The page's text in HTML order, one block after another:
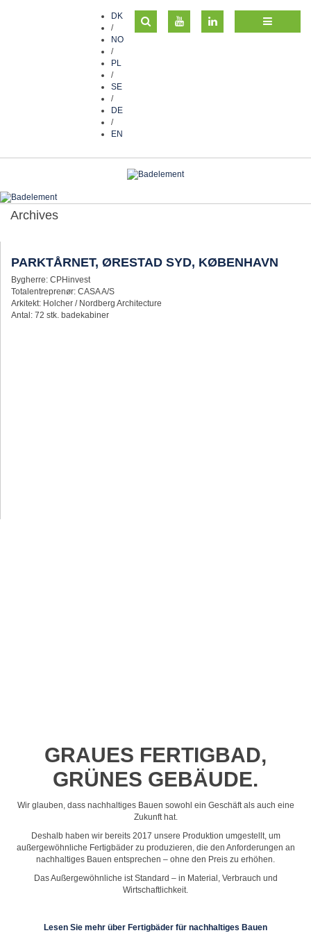
DK
/
NO
/
PL
/
SE
/
DE
/
EN
Archives
PARKTÅRNET, ØRESTAD SYD, KØBENHAVN
Bygherre: CPHinvest
Totalentreprenør: CASA A/S
Arkitekt: Holcher / Nordberg Architecture
Antal: 72 stk. badekabiner
GRAUES FERTIGBAD,
GRÜNES GEBÄUDE.
Wir glauben, dass nachhaltiges Bauen sowohl ein Geschäft als auch eine
Zukunft hat.
Deshalb haben wir bereits 2017 unsere Produktion umgestellt, um
außergewöhnliche Fertigbäder zu produzieren, die den Anforderungen an
nachhaltiges Bauen entsprechen – ohne den Preis zu erhöhen.
Das Außergewöhnliche ist Standard – in Material, Verbrauch und
Wirtschaftlichkeit.
Lesen Sie mehr über Fertigbäder für nachhaltiges Bauen